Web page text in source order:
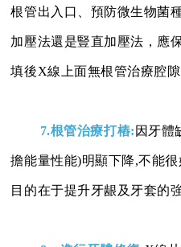
根管出入口、預防微生物菌
加壓法還是豎直加壓法，應
填後X線上面無根管治療腔
7.根管治療打樁: 因牙體
擔能量性能)明顯下降,不能
目的在于提升牙龈及牙套的